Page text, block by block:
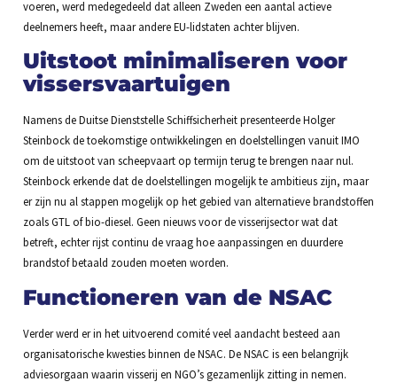
voeren, werd medegedeeld dat alleen Zweden een aantal actieve
deelnemers heeft, maar andere EU-lidstaten achter blijven.
Uitstoot minimaliseren voor
vissersvaartuigen
Namens de Duitse Dienststelle Schiffsicherheit presenteerde Holger
Steinbock de toekomstige ontwikkelingen en doelstellingen vanuit IMO
om de uitstoot van scheepvaart op termijn terug te brengen naar nul.
Steinbock erkende dat de doelstellingen mogelijk te ambitieus zijn, maar
er zijn nu al stappen mogelijk op het gebied van alternatieve brandstoffen
zoals GTL of bio-diesel. Geen nieuws voor de visserijsector wat dat
betreft, echter rijst continu de vraag hoe aanpassingen en duurdere
brandstof betaald zouden moeten worden.
Functioneren van de NSAC
Verder werd er in het uitvoerend comité veel aandacht besteed aan
organisatorische kwesties binnen de NSAC. De NSAC is een belangrijk
adviesorgaan waarin visserij en NGO’s gezamenlijk zitting in nemen.